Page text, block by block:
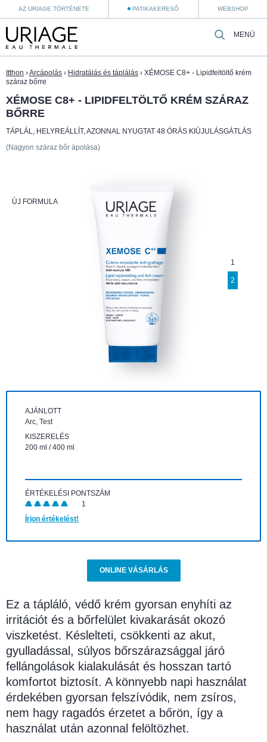
AZ URIAGE TÖRTÉNETE PATIKAKERESŐ WEBSHOP
MENÜ
Itthon ›Arcápolás › Hidratálás és táplálás › XÉMOSE C8+ - Lipidfeltöltő krém
száraz bőrre
XÉMOSE C8+ - LIPIDFELTÖLTŐ KRÉM SZÁRAZ
BŐRRE
TÁPLÁL, HELYREÁLLÍT, AZONNAL NYUGTAT 48 ÓRÁS KIÚJULÁSGÁTLÁS
(Nagyon száraz bőr ápolása)
ÚJ FORMULA
1
2
AJÁNLOTT
Arc, Test
KISZERELÉS
200 ml / 400 ml
ÉRTÉKELÉSI PONTSZÁM
1
Írjon értékelést!
ONLINE VÁSÁRLÁS
Ez a tápláló, védő krém gyorsan enyhíti az
irritációt és a bőrfelület kivakarását okozó
viszketést. Késlelteti, csökkenti az akut,
gyulladással, súlyos bőrszárazsággal járó
fellángolások kialakulását és hosszan tartó
komfortot biztosít. A könnyebb napi használat
érdekében gyorsan felszívódik, nem zsíros,
nem hagy ragadós érzetet a bőrön, így a
használat után azonnal felöltözhet.